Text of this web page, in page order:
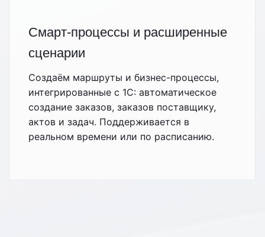
Смарт‑процессы и расширенные
сценарии
Создаём маршруты и бизнес-процессы,
интегрированные с 1С: автоматическое
создание заказов, заказов поставщику,
актов и задач. Поддерживается в
реальном времени или по расписанию.